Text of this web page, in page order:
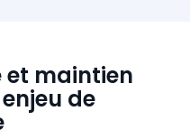
et maintien
de